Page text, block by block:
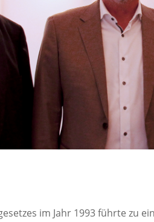
im Jahr 1993 führte zu